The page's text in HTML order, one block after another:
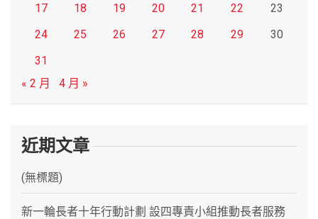
17
18 19 20 21 22
23
24
25 26 27 28 29
30
31
« 2 月
4 月 »
近期文章
(無標題)
新一輪長者十年行動計劃 設四專責小組推動長者服務